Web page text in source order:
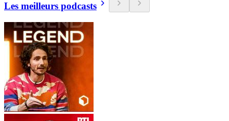
Les meilleurs podcasts